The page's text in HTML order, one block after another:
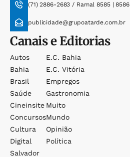
(71) 2886-2683 / Ramal 8585 | 8586
publicidade@grupoatarde.com.br
Canais e Editorias
Autos
Bahia
Brasil
Saúde
Cineinsite
Concursos
Cultura
Digital
Salvador
E.c. Bahia
E.c. Vitória
Empregos
Gastronomia
Muito
Mundo
Opinião
Política